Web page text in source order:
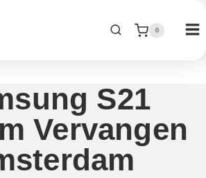
0
S21
Vervangen